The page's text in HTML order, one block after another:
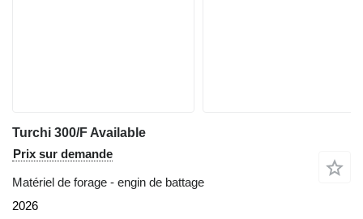
Turchi 300/F Available
Prix sur demande
Matériel de forage - engin de battage
2026